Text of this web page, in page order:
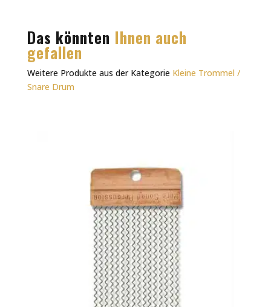
Das könnten Ihnen auch
gefallen
Weitere Produkte aus der Kategorie Kleine Trommel /
Snare Drum